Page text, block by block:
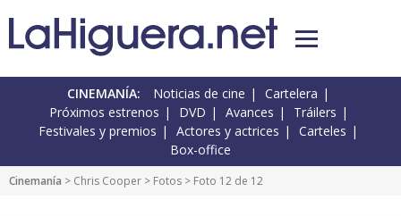
CINEMANÍA: Noticias de cine
Cartelera
Próximos estrenos
DVD Avances
Tráilers
Festivales y premios
Actores y actrices
Carteles
Box-office
Cinemanía > Chris Cooper > Fotos > Foto 12 de 12